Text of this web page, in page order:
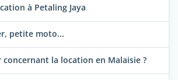
à Petaling Jaya
petite moto...
concernant la location en Malaisie ?